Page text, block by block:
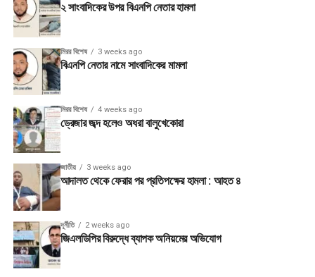
২ সাংবাদিকের উপর বিএনপি নেতার হামলা
মিরর বিশেষ 3 weeks ago
বিএনপি নেতার নামে সাংবাদিকের মামলা
মিরর বিশেষ 4 weeks ago
ড্রেজার জব্দ হলেও অধরা বালুখেকোরা
জাতীয় 3 weeks ago
আদালত থেকে ফেরার পর প্রতিপক্ষের হামলা : আহত ৪
দূর্নীতি 2 weeks ago
জিএলডিপির বিরুদ্ধে ব্যাপক অনিয়মের অভিযোগ